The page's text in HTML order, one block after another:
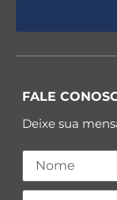
FALE
Deixe sua